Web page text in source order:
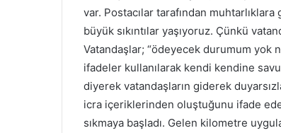
var. Postacılar tarafından
büyük sıkıntılar yaşıyoruz. Çünkü
Vatandaşlar; “ödeyecek durumum yok
ifadeler kullanılarak kendi kendine
diyerek vatandaşların giderek
icra içeriklerinden oluştuğunu ifade
sıkmaya başladı. Gelen kilometre